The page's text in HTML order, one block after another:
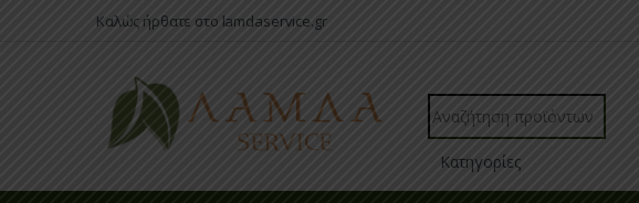
Skip to navigation
Skip to contentΚαλώς ήρθατε στο lamdaservice.gr
Search for: